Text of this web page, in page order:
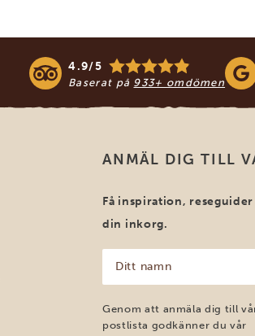
4.9/5
Baserat på 933+ omdömen
ANMÄL DIG TILL
Få inspiration,
din inkorg.
namn
(Obligatoriskt)
Genom att anmäla dig till
postlista godkänner du vår